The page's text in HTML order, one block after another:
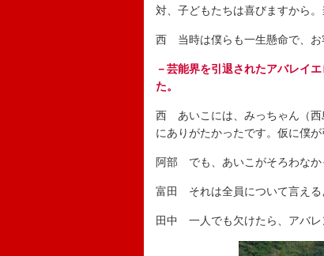
対、子どもたちは喜びますから
西 当時は僕らも一生懸命で、お
－芸能界を引退されたアバレイ
た。
西 あいこには、みっちゃん（西
にありがたかったです。仮に僕
阿部 でも、あいこがそろわなか
富田 それは全員について言える
田中 一人でも欠けたら、アバレ